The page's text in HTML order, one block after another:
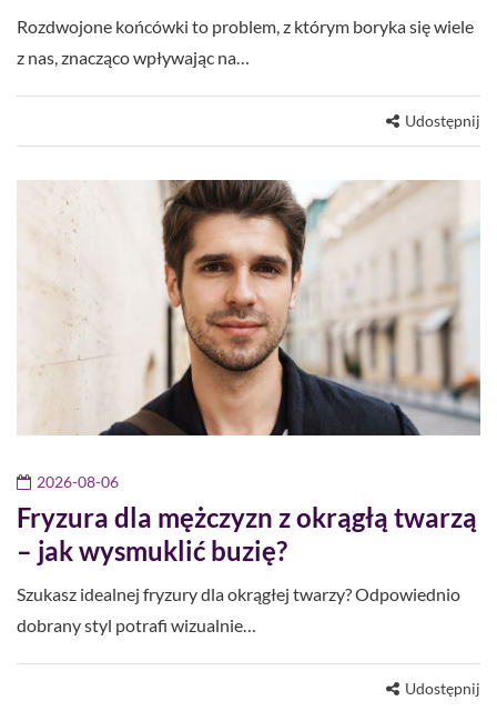
Rozdwojone końcówki to problem, z którym boryka się wiele
z nas, znacząco wpływając na…
Udostępnij
2026-08-06
Fryzura dla mężczyzn z okrągłą twarzą
– jak wysmuklić buzię?
Szukasz idealnej fryzury dla okrągłej twarzy? Odpowiednio
dobrany styl potrafi wizualnie…
Udostępnij